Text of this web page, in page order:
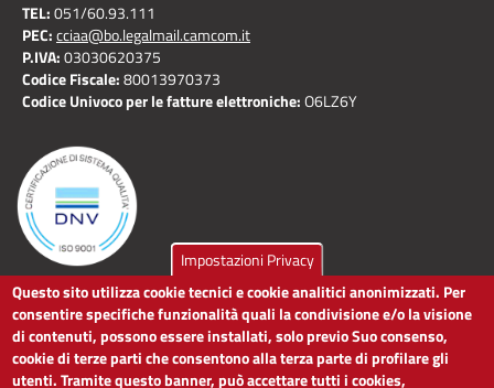
TEL:051/60.93.111
PEC:cciaa@bo.legalmail.camcom.it
P.IVA:03030620375
Codice Fiscale:80013970373
Codice Univoco per le fatture elettroniche:O6LZ6Y
LINK UTILI
Dichiarazione di accessibilità
Impostazioni Privacy
Questo sito utilizza cookie tecnici e cookie analitici anonimizzati. Per
consentire specifiche funzionalità quali la condivisione e/o la visione
di contenuti, possono essere installati, solo previo Suo consenso,
cookie di terze parti che consentono alla terza parte di profilare gli
utenti. Tramite questo banner, può accettare tutti i cookies,